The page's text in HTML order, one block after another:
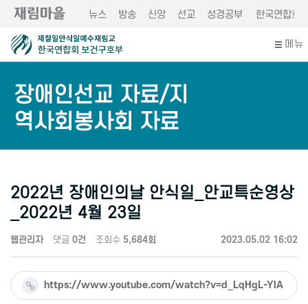
뉴스 방송 신앙 선교 성경공부 한국연합회
메뉴
장애인선교 자료/지
역사회봉사회 자료
2022년 장애인의날 안식일_안교특순영상
_2022년 4월 23일
웹관리자 댓글 0건 조회수 5,684회 2023.05.02 16:02
https://www.youtube.com/watch?v=d_LqHgL-YlA